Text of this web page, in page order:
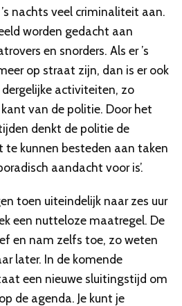
nachts veel criminaliteit aan.
worden gedacht aan
en snorders. Als er ’s
op straat zijn, dan is er ook
activiteiten, zo
van de politie. Door het
denkt de politie de
kunnen besteden aan taken
aandacht voor is’.
toen uiteindelijk naar zes uur
een nutteloze maatregel. De
en nam zelfs toe, zo weten
later. In de komende
een nieuwe sluitingstijd om
de agenda. Je kunt je